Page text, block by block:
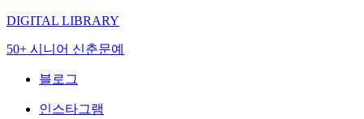
DIGITAL LIBRARY
50+ 시니어 신춘문예
블로그
인스타그램